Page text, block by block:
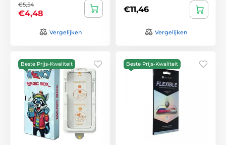
€5,54
€4,48
Vergelijken
€11,46
Vergelijken
Beste Prijs-Kwaliteit Beste Prijs-Kwaliteit